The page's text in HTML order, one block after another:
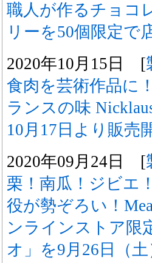
職人が作るチョコ
リーを50個限定で
2020年10月15日 [
食肉を芸術作品に
ランスの味
10月17日より販売
2020年09月24日 [
栗！南瓜！ジビエ
役が勢ぞろい！
ンラインストア限
オ」を9月26日（